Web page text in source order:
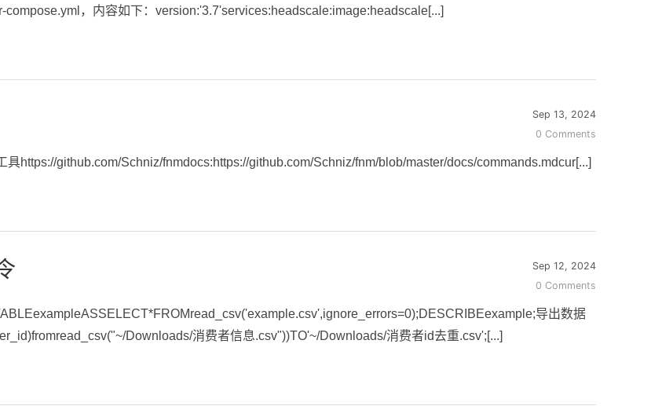
compose.yml，内容如下：version:'3.7'services:headscale:image:headscale[...]
Sep 13, 2024
0 Comments
https://github.com/Schniz/fnmdocs:https://github.com/Schniz/fnm/blob/master/docs/commands.mdcur[...]
Sep 12, 2024
0 Comments
导出数据
Downloads/消费者信息.csv"))TO'~/Downloads/消费者id去重.csv';[...]